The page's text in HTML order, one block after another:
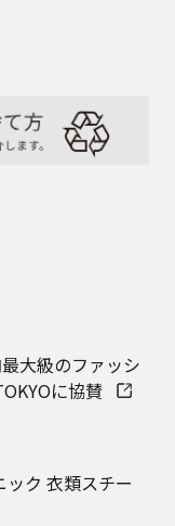
ーマー NI-
る。立ち上がり
3月発売予定
わる。 衣類スチ